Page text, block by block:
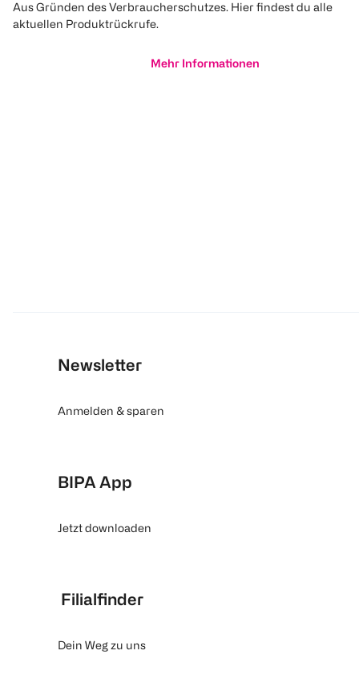
Aus Gründen des Verbraucherschutzes. Hier findest du alle
aktuellen Produktrückrufe.
Mehr Informationen
Newsletter
Anmelden & sparen
BIPA App
Jetzt downloaden
Filialfinder
Dein Weg zu uns